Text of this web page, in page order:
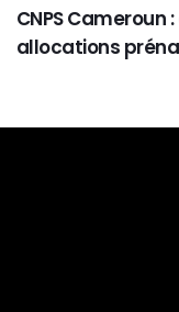
CNPS Cameroun
allocations